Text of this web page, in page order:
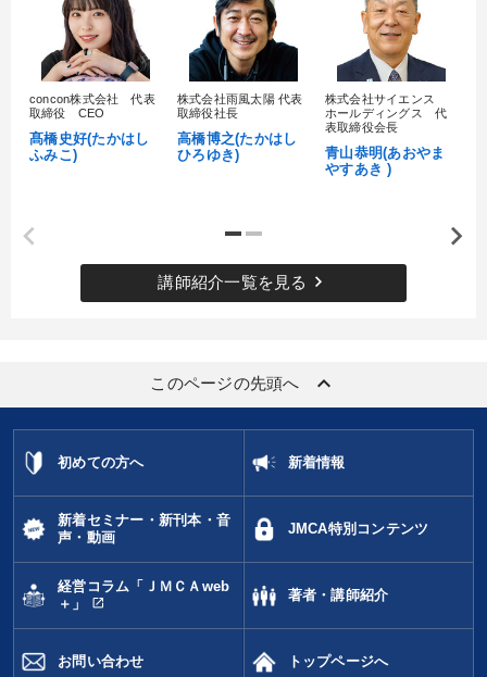
concon株式会社 代表
取締役 CEO
髙橋史好(たかはし
ふみこ)
株式会社雨風太陽 代表
取締役社長
高橋博之(たかはし
ひろゆき)
株式会社サイエンス
ホールディングス 代
表取締役会長
青山恭明(あおやま
やすあき )
講師紹介一覧を見る keyboard_arrow_right
このページの先頭へ keyboard_arrow_up
初めての方へ 新着情報
新着セミナー・新刊本・音
声・動画
JMCA特別コンテンツ
経営コラム「ＪＭＣＡweb
＋」
open_in_new
著者・講師紹介
お問い合わせ トップページへ